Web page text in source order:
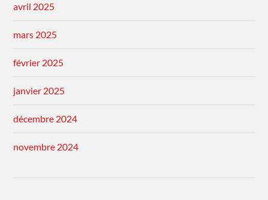
avril 2025
mars 2025
février 2025
janvier 2025
décembre 2024
novembre 2024